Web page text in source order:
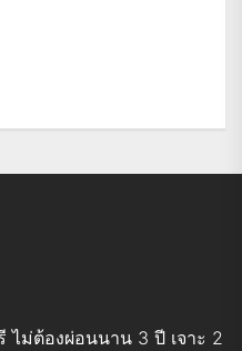
ไม่ต้องผ่อนนาน 3 ปี เจาะ 2